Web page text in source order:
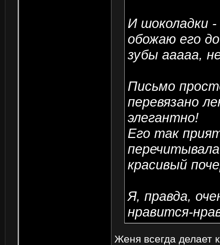
И шоколадки
обожаю его
зубы ааааа,
Письмо
перевязано
элегантно!
Его так
красивый
Я, правда,
нравится-
Женя всегда делает